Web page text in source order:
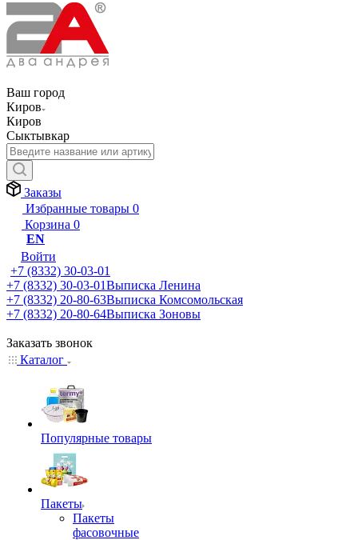
Ваш город
Киров
Киров
Сыктывкар
Заказы
Избранные товары 0
Корзина 0
EN
Войти
+7 (8332) 30-03-01
+7 (8332) 30-03-01Выписка Ленина
+7 (8332) 20-80-63Выписка Комсомольская
+7 (8332) 20-80-64Выписка Зоновы
Заказать звонок
Каталог
Популярные товары
Пакеты
Пакеты
фасовочные